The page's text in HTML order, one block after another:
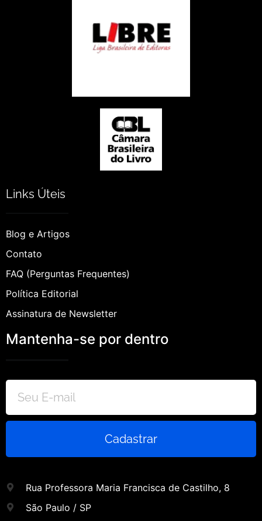
Links Úteis
Blog e Artigos
Contato
FAQ (Perguntas Frequentes)
Política Editorial
Assinatura de Newsletter
Mantenha-se por dentro
Cadastrar
Rua Professora Maria Francisca de Castilho, 8
São Paulo / SP